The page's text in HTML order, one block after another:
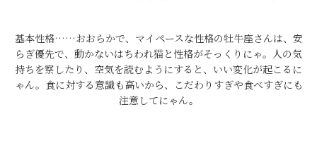
基本性格……おおらかで、マイペースな性格の牡牛座さんは、安
らぎ優先で、動かないはちわれ猫と性格がそっくりにゃ。人の気
持ちを察したり、空気を読むようにすると、いい変化が起こるに
ゃん。食に対する意識も高いから、こだわりすぎや食べすぎにも
注意してにゃん。